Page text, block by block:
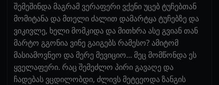
შემეშინდა მაგრამ ვერაფერი ვქენი უცებ ტუჩებთან
მომიტანა და მთელი ძალით დამარტყა ტუჩებზე და
ვიკივლე, ხელი მომკიდა და მითხრა ასე გვიან თან
მარტო გგონია ვინე გაიგებს რამესო? ამიტომ
მასიამოვნეო და მერე მევიციო... მეც მომწონდა ეს
ყველაფერი. რაც შემეძლო პირი გავაღე და
ჩადებას ვცდილობდი, ძლივს მეტეეოდა ზანგის